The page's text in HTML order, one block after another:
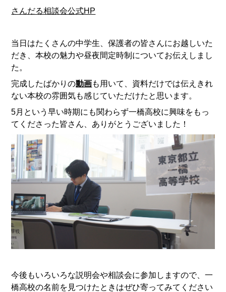
さんだる相談会公式HP
当日はたくさんの中学生、保護者の皆さんにお越しいた
だき、本校の魅力や昼夜間定時制についてお伝えしまし
た。
完成したばかりの動画も用いて、資料だけでは伝えきれ
ない本校の雰囲気も感じていただけたと思います。
5月という早い時期にも関わらず一橋高校に興味をもっ
てくださった皆さん、ありがとうございました！
今後もいろいろな説明会や相談会に参加しますので、一
橋高校の名前を見つけたときはぜひ寄ってみてください